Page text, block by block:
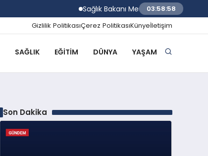
Sağlık Bakanı Memişoğlu Rize Şehir
03:58:59
Gizlilik PolitikasıÇerez PolitikasıKünyeİletişim
SAĞLIK EĞITIM DÜNYA YAŞAM
Son Dakika